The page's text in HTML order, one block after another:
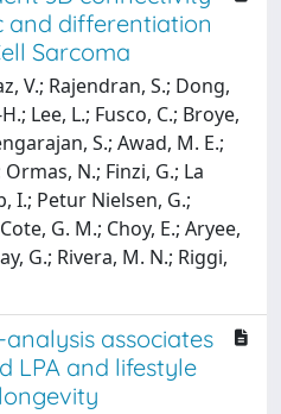
and differentiation
Sarcoma
V.; Rajendran, S.; Dong,
Lee, L.; Fusco, C.; Broye,
S.; Awad, M. E.;
N.; Finzi, G.; La
I.; Petur Nielsen, G.;
G. M.; Choy, E.; Aryee,
G.; Rivera, M. N.; Riggi,
associates
LPA and lifestyle